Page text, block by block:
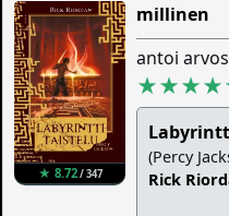
★ 8.72/ 347
millinen
antoi
(Percy
Rick